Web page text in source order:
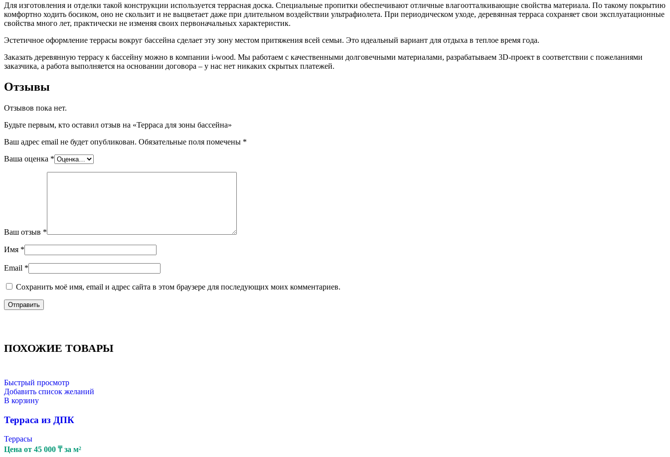
Для изготовления и отделки такой конструкции используется террасная доска. Специальные пропитки обеспечивают отличные влагоотталкивающие свойства материала. По такому покрытию
комфортно ходить босиком, оно не скользит и не выцветает даже при длительном воздействии ультрафиолета. При периодическом уходе, деревянная терраса сохраняет свои эксплуатационные
свойства много лет, практически не изменяя своих первоначальных характеристик.
Эстетичное оформление террасы вокруг бассейна сделает эту зону местом притяжения всей семьи. Это идеальный вариант для отдыха в теплое время года.
Заказать деревянную террасу к бассейну можно в компании i-wood. Мы работаем с качественными долговечными материалами, разрабатываем 3D-проект в соответствии с пожеланиями
заказчика, а работа выполняется на основании договора – у нас нет никаких скрытых платежей.
Отзывы
Отзывов пока нет.
Будьте первым, кто оставил отзыв на «Терраса для зоны бассейна»
Ваш адрес email не будет опубликован. Обязательные поля помечены *
Ваша оценка *
Ваш отзыв *
Имя *
Email *
Сохранить моё имя, email и адрес сайта в этом браузере для последующих моих комментариев.
ПОХОЖИЕ ТОВАРЫ
Быстрый просмотр
Добавить список желаний
В корзину
Терраса из ДПК
Террасы
Цена от 45 000 ₸ за м²